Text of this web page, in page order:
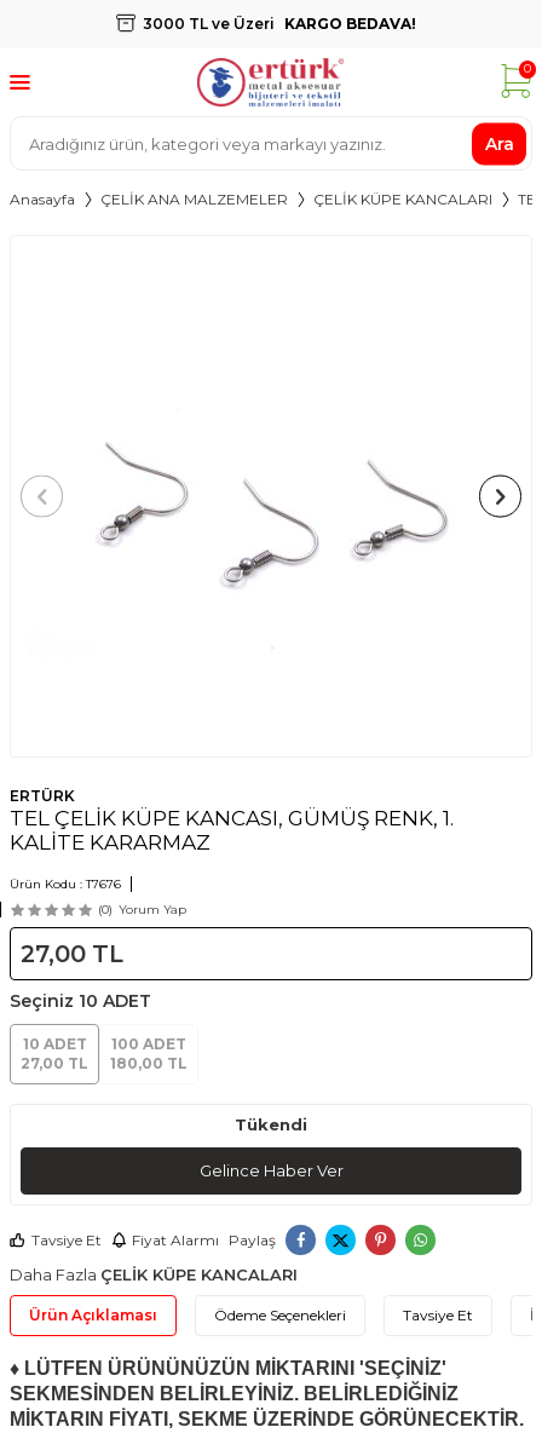
3000 TL ve Üzeri KARGO BEDAVA!
Ara
0
Anasayfa ÇELİK ANA MALZEMELER ÇELİK KÜPE KANCALARI
ERTÜRK
TEL ÇELİK KÜPE KANCASI, GÜMÜŞ RENK, 1.
KALİTE KARARMAZ
Ürün Kodu :T7676
(0) Yorum Yap
27,00 TL
Seçiniz 10 ADET
10 ADET
27,00 TL
100 ADET
180,00 TL
Tükendi
Gelince Haber Ver
Tavsiye Et Fiyat Alarmı Paylaş
Daha Fazla ÇELİK KÜPE KANCALARI
Ürün Açıklaması Ödeme Seçenekleri Tavsiye Et
♦ LÜTFEN ÜRÜNÜNÜZÜN MİKTARINI 'SEÇİNİZ'
SEKMESİNDEN BELİRLEYİNİZ. BELİRLEDİĞİNİZ
MİKTARIN FİYATI, SEKME ÜZERİNDE GÖRÜNECEKTİR.